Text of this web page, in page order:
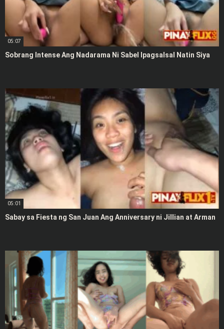
05:07
Sobrang Intense Ang Nadarama Ni Sabel Ipagsalsal Natin Siya
05:01
Sabay sa Fiesta ng San Juan Ang Anniversary ni Jillian at Arman